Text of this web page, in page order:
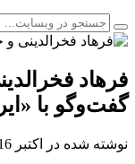
فرهاد
گفت‌وگو با
نوشته شده در اکتبر 16, 2019